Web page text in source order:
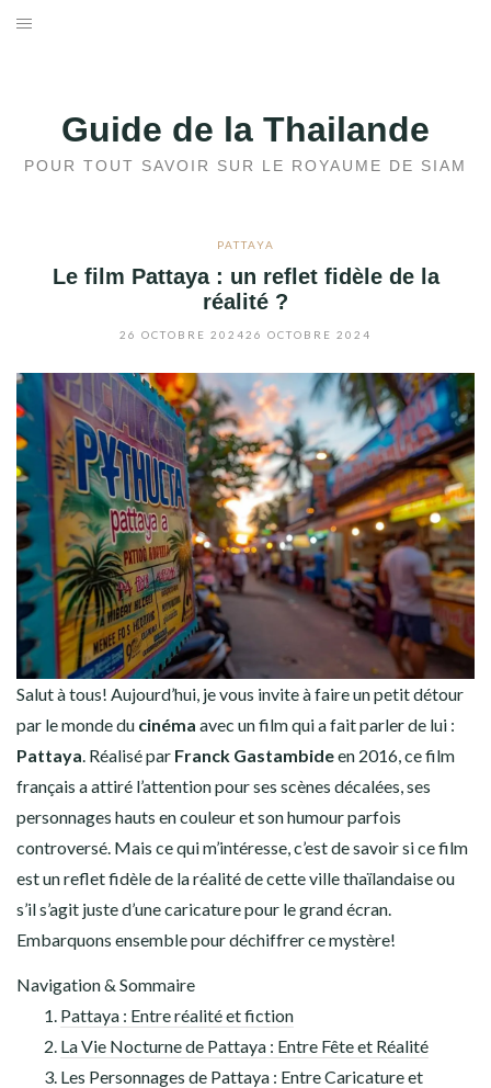
Aller
Guide de la Thailande
POUR TOUT SAVOIR SUR LE ROYAUME DE SIAM
PATTAYA
Le film Pattaya : un reflet fidèle de la
réalité ?
26 OCTOBRE 202426 OCTOBRE 2024
Salut à tous! Aujourd’hui, je vous invite à faire un petit détour
par le monde du cinéma avec un film qui a fait parler de lui :
Pattaya . Réalisé par Franck Gastambideen 2016, ce film
français a attiré l’attention pour ses scènes décalées, ses
personnages hauts en couleur et son humour parfois
controversé. Mais ce qui m’intéresse, c’est de savoir si ce film
est un reflet fidèle de la réalité de cette ville thaïlandaise ou
s’il s’agit juste d’une caricature pour le grand écran.
Embarquons ensemble pour déchiffrer ce mystère!
Navigation & Sommaire
Pattaya : Entre réalité et fiction
La Vie Nocturne de Pattaya : Entre Fête et Réalité
Les Personnages de Pattaya : Entre Caricature et
DOSSIERS
BLOG
CONTACT